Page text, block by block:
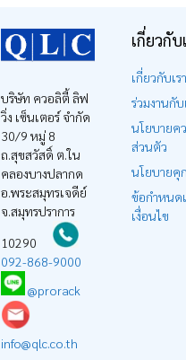
บริษัท ควอลิตี้ ลิฟ
วิ่ง เซ็นเตอร์ จำกัด
30/9 หมู่ 8
ถ.สุขสวัสดิ์ ต.ใน
คลองบางปลากด
อ.พระสมุทรเจดีย์
จ.สมุทรปราการ
10290
092-868-9000
@prorack
info@qlc.co.th
เกี่ยวกับ
เกี่ยวกับเรา
ร่วมงานกับ
นโยบายค
ส่วนตัว
นโยบายคุ
ข้อกำหนด
เงื่อนไข